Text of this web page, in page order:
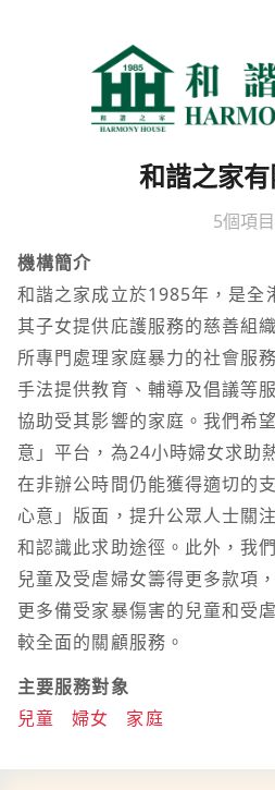
和諧之家
5個項目
機構簡介
和諧之家成立於1985年，是全
其子女提供庇護服務的慈善組
所專門處理家庭暴力的社會服
手法提供教育、輔導及倡議等
協助受其影響的家庭。我們希
意」平台，為24小時婦女求助
在非辦公時間仍能獲得適切的
心意」版面，提升公眾人士關
和認識此求助途徑。此外，我
兒童及受虐婦女籌得更多款項
更多備受家暴傷害的兒童和受
較全面的關顧服務。
主要服務對象
兒童
婦女 家庭